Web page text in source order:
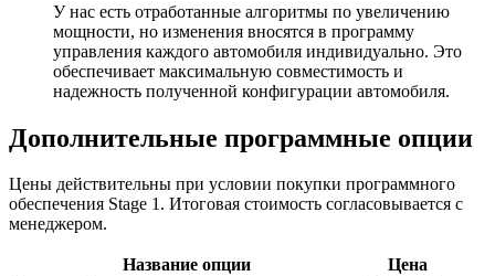
У нас есть отработанные алгоритмы по увеличению
мощности, но изменения вносятся в программу
управления каждого автомобиля индивидуально. Это
обеспечивает максимальную совместимость и
надежность полученной конфигурации автомобиля.
Дополнительные программные опции
Цены действительны при условии покупки программного
обеспечения Stage 1. Итоговая стоимость согласовывается с
менеджером.
Название опции
Цена